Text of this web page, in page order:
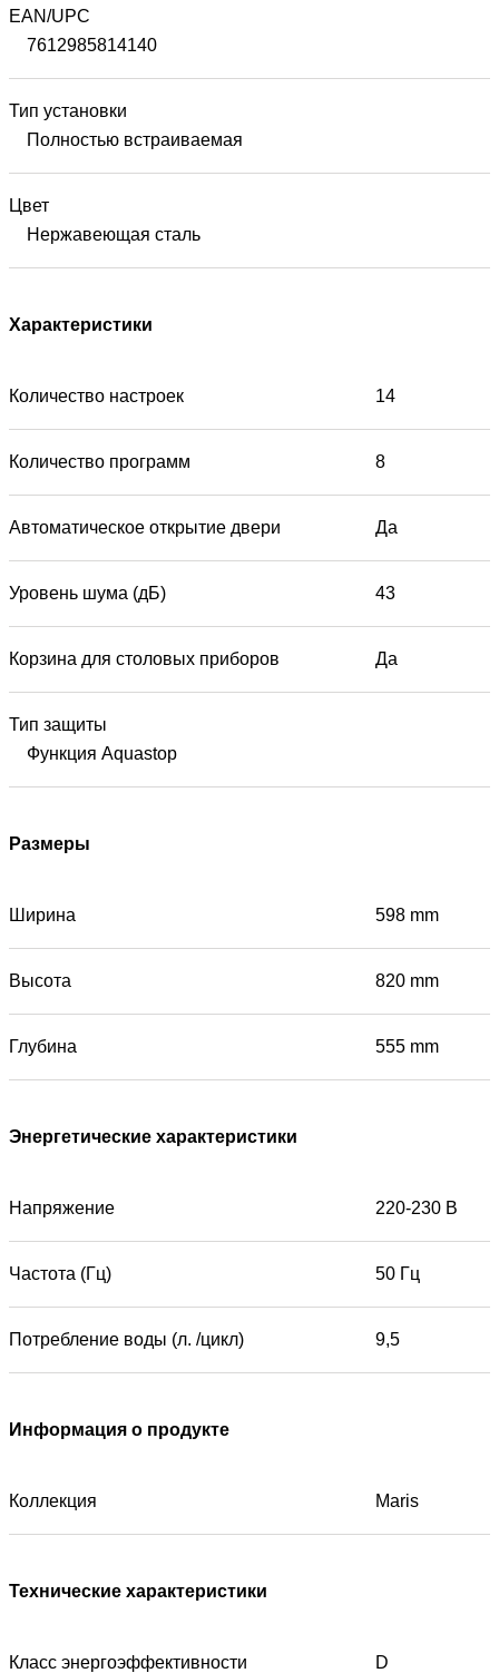
EAN/UPC
7612985814140
Тип установки
Полностью встраиваемая
Цвет
Нержавеющая сталь
Характеристики
Количество настроек 14
Количество программ 8
Автоматическое открытие двери Да
Уровень шума (дБ) 43
Корзина для столовых приборов Да
Тип защиты
Функция Aquastop
Размеры
Ширина 598 mm
Высота 820 mm
Глубина 555 mm
Энергетические характеристики
Напряжение 220-230 В
Частота (Гц) 50 Гц
Потребление воды (л. /цикл) 9,5
Информация о продукте
Коллекция Maris
Технические характеристики
Класс энергоэффективности D